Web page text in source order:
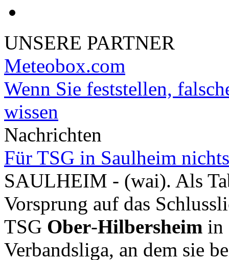
UNSERE PARTNER
Meteobox.com
Wenn Sie feststellen,
wissen
Nachrichten
Für TSG in Saulheim
SAULHEIM - (wai). Als
Vorsprung auf das
TSG Ober-Hilbersheim in
Verbandsliga, an dem sie